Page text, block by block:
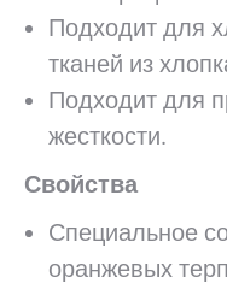
Подходит для
тканей из
Подходит для
жесткости.
Свойства
Специальное
оранжевых